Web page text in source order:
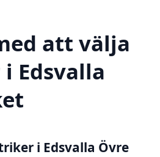
att välja
Edsvalla
i Edsvalla Övre